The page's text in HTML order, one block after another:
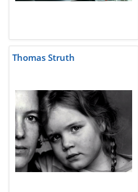
Thomas Struth